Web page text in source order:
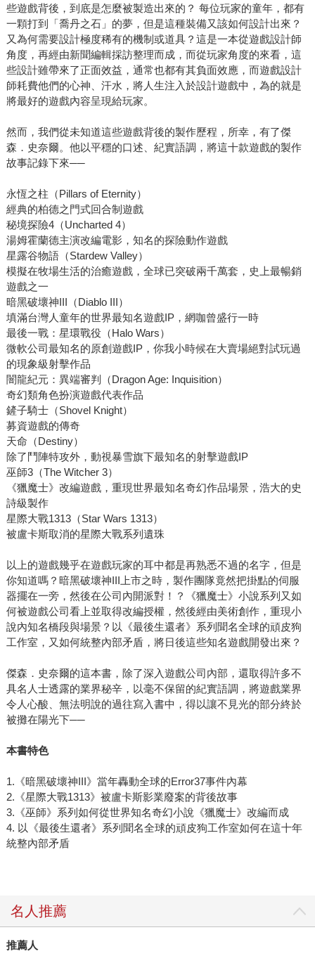
些遊戲背後，到底是怎麼被製造出來的？ 每位玩家的童年，都有
一顆打到「喬丹之石」的夢，但是這種裝備又該如何設計出來？
又為何需要設計極度稀有的機制或道具？這是一本從遊戲設計師
角度，再經由新聞編輯採訪整理而成，而從玩家角度的來看，這
些設計雖帶來了正面效益，通常也都有其負面效應，而遊戲設計
師耗費他們的心神、汗水，將人生注入於設計遊戲中，為的就是
將最好的遊戲內容呈現給玩家。
然而，我們從未知道這些遊戲背後的製作歷程，所幸，有了傑
森．史奈爾。他以平穩的口述、紀實語調，將這十款遊戲的製作
故事記錄下來──
永恆之柱（Pillars of Eternity）
經典的柏德之門式回合制遊戲
秘境探險4（Uncharted 4）
湯姆霍蘭德主演改編電影，知名的探險動作遊戲
星露谷物語（Stardew Valley）
模擬在牧場生活的治癒遊戲，全球已突破兩千萬套，史上最暢銷
遊戲之一
暗黑破壞神III（Diablo III）
填滿台灣人童年的世界最知名遊戲IP，網咖曾盛行一時
最後一戰：星環戰役（Halo Wars）
微軟公司最知名的原創遊戲IP，你我小時候在大賣場絕對試玩過
的現象級射擊作品
闇龍紀元：異端審判（Dragon Age: Inquisition）
奇幻類角色扮演遊戲代表作品
鏟子騎士（Shovel Knight）
募資遊戲的傳奇
天命（Destiny）
除了鬥陣特攻外，動視暴雪旗下最知名的射擊遊戲IP
巫師3（The Witcher 3）
《獵魔士》改編遊戲，重現世界最知名奇幻作品場景，浩大的史
詩級製作
星際大戰1313（Star Wars 1313）
被盧卡斯取消的星際大戰系列遺珠
以上的遊戲幾乎在遊戲玩家的耳中都是再熟悉不過的名字，但是
你知道嗎？暗黑破壞神III上市之時，製作團隊竟然把掛點的伺服
器擺在一旁，然後在公司內開派對！？《獵魔士》小說系列又如
何被遊戲公司看上並取得改編授權，然後經由美術創作，重現小
說內知名橋段與場景？以《最後生還者》系列聞名全球的頑皮狗
工作室，又如何統整內部矛盾，將日後這些知名遊戲開發出來？
傑森．史奈爾的這本書，除了深入遊戲公司內部，還取得許多不
具名人士透露的業界秘辛，以毫不保留的紀實語調，將遊戲業界
令人心酸、無法明說的過往寫入書中，得以讓不見光的部分終於
被攤在陽光下──
本書特色
1.《暗黑破壞神III》當年轟動全球的Error37事件內幕
2.《星際大戰1313》被盧卡斯影業廢案的背後故事
3.《巫師》系列如何從世界知名奇幻小說《獵魔士》改編而成
4. 以《最後生還者》系列聞名全球的頑皮狗工作室如何在這十年
統整內部矛盾
名人推薦
推薦人